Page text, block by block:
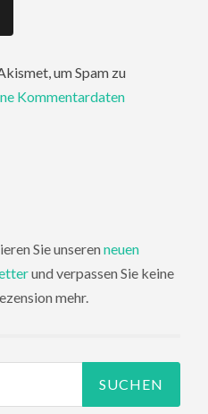
um Spam zu
Kommentardaten
Sie unseren neuen
und verpassen Sie keine
mehr.